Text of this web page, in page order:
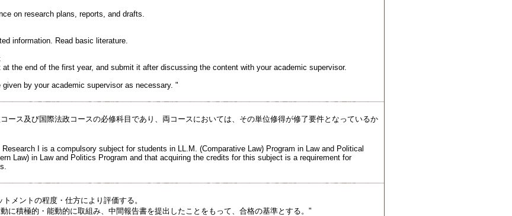
on research plans, reports, and drafts.
information. Read basic literature.
at the end of the first year, and submit it after discussing the content with your academic supervisor.
by your academic supervisor as necessary. "
ース及び国際法政コースの必修科目であり、両コースにおいては、その単位修得が修了要件となっているか
I is a compulsory subject for students in LL.M. (Comparative Law) Program in Law and Political
Law) in Law and Politics Program and that acquiring the credits for this subject is a requirement for
メントの程度・仕方により評価する。
に積極的・能動的に取組み、中間報告書を提出したことをもって、合格の基準とする。"